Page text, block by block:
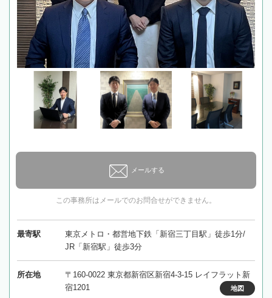
メールする
この事務所はメールでのお問合せができません。
最寄駅
東京メトロ・都営地下鉄「新宿三丁目駅」徒歩1分/
JR「新宿駅」徒歩3分
所在地
〒160-0022 東京都新宿区新宿4-3-15 レイフラット新
宿1201
地図